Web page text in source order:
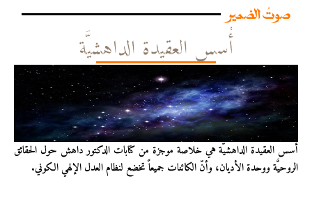
صوتُ الضمير
أُسس العقيدة الداهشيَّة
أُسس العقيدة الداهشيّة هي خلاصة موجزة من كتابات الدكتور داهش حول الحقائق
الروحيَّة ووحدة الأديان، وأنّ الكائنات جميعاً تخضع لنظام العدل الإلهي الكوني.